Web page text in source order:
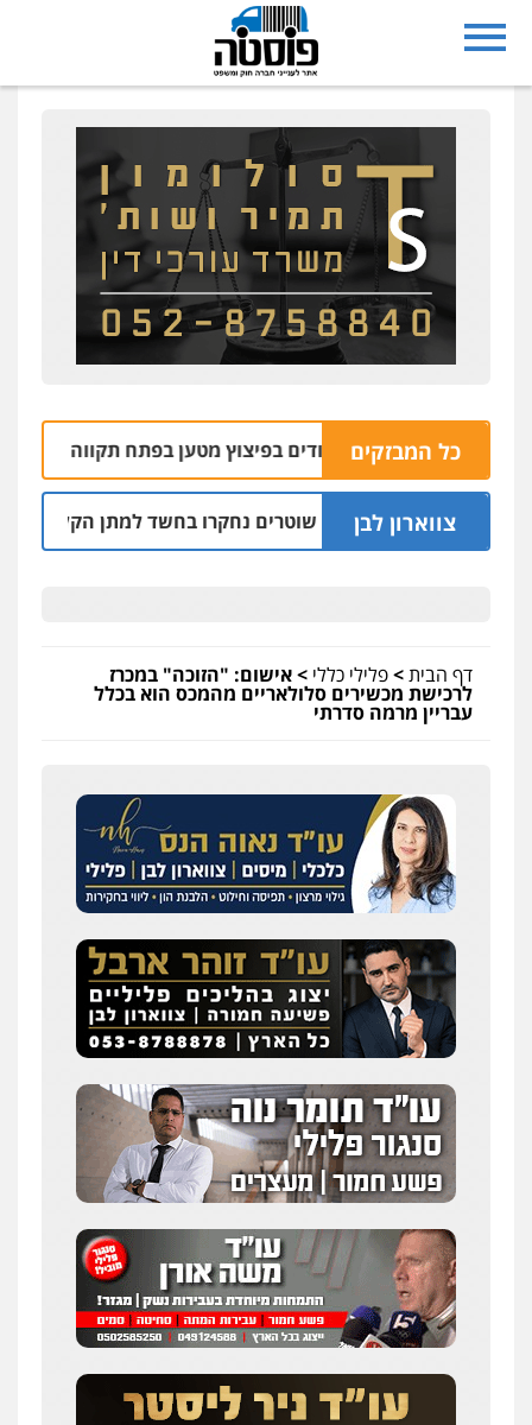
כל המבזקים
ושחררה שני חשודים בפיצוץ מטען בפתח תקווה 06.08 | 09:06
צווארון לבן
שלושה שוטרים נחקרו בחשד למתן הקלות למועדון
דף הבית>פלילי כללי >אישום: "הזוכה" במכרז
לרכישת מכשירים סלולאריים מהמכס הוא בכלל
עבריין מרמה סדרתי